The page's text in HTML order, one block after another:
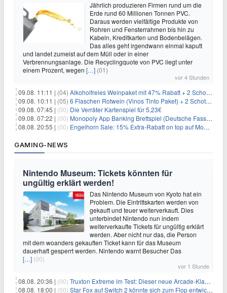
Jährlich produzieren Firmen rund um die
Erde rund 60 Millionen Tonnen PVC.
Daraus werden vielfältige Produkte von
Rohren und Fensterrahmen bis hin zu
Kabeln, Kreditkarten und Bodenbelägen.
Das alles geht irgendwann einmal kaputt
und landet zumeist auf dem Müll oder in einer
Verbrennungsanlage. Die Recyclingquote von PVC liegt unter
einem Prozent, wegen […] (01)
vor 4 Stunden
09.08. 11:11 | (04) Alkoholfreies Weinpaket mit 47% Rabatt + 2 Schott Zwiesel Gläser GRATIS für 29,99€
09.08. 10:11 | (05) 6 Flaschen Rotwein (Vinos Tinto Paket) + 2 Schott Zwiesel Gläser für 25,99€ inkl. Versand
09.08. 07:45 | (00) Die Verräter Kartenspiel für 5,23€
09.08. 07:22 | (00) Monopoly App Banking Brettspiel (Deutsche Fassung) für 9,84€
08.08. 20:55 | (00) Engelhorn Sale: 15% Extra-Rabatt on top auf Mode- und Sport-Artikel
GAMING-NEWS
Nintendo Museum: Tickets könnten für
ungültig erklärt werden!
Das Nintendo Museum von Kyoto hat ein
Problem. Die Eintrittskarten werden von
gekauft und teuer weiterverkauft. Dies
unterbindet Nintendo nun indem
weiterverkaufte Tickets für ungültig erklärt
werden. Aber nicht nur das, die Person
mit dem woanders gekauften Ticket kann für das Museum
dauerhaft gesperrt werden. Nintendo warnt Besucher Das
[…] (00)
vor 1 Stunde
08.08. 20:36 | (00) Truxton Extreme im Test: Dieser neue Arcade-Klassiker verzeiht dir gar nichts
08.08. 18:00 | (00) Star Fox auf Switch 2 könnte sich zum Flop entwickeln